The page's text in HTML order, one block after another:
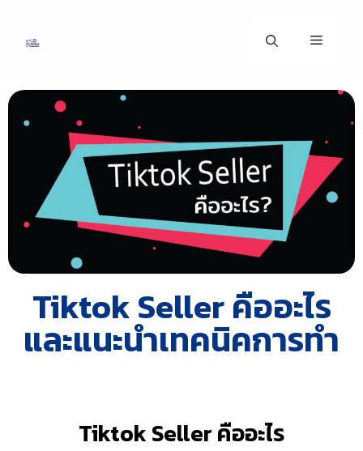
Tiktok Seller คืออะไร
และแนะนำเทคนิคการทำ
Tiktok Seller คืออะไร